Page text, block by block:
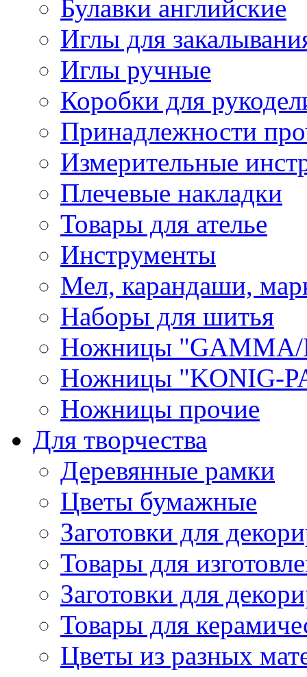
Булавки английские
Иглы для
Иглы ручные
Коробки для
Принадлежности
Измерительные
Плечевые накладки
Товары для ателье
Инструменты
Мел, карандаши,
Наборы для шитья
Ножницы "GAMMA/
Ножницы "KONIG-
Ножницы прочие
Для творчества
Деревянные рамки
Цветы бумажные
Заготовки для
Товары для
Заготовки для
Товары для
Цветы из разных